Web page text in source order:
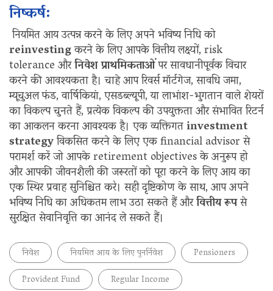
निष्कर्ष:
नियमित आय उत्पन्न करने के लिए अपने भविष्य निधि को
reinvestingकरने के लिए आपके वित्तीय लक्ष्यों, risk
tolerance औरनिवेश प्राथमिकताओंपर सावधानीपूर्वक विचार
करने की आवश्यकता है। चाहे आप रिवर्स मॉर्टगेज, सावधि जमा,
म्यूचुअल फंड, वार्षिकियां, एसडब्ल्यूपी, या लाभांश-भुगतान वाले शेयरों
का विकल्प चुनते हैं, प्रत्येक विकल्प की उपयुक्तता और संभावित रिटर्न
का आकलन करना आवश्यक है। एक व्यक्तिगतinvestment
strategyविकसित करने के लिए एक financial advisor से
परामर्श करें जो आपके retirement objectives के अनुरूप हो
और आपकी जीवनशैली की जरूरतों को पूरा करने के लिए आय का
एक स्थिर प्रवाह सुनिश्चित करे। सही दृष्टिकोण के साथ, आप अपने
भविष्य निधि का अधिकतम लाभ उठा सकते हैं औरवित्तीय रूपसे
सुरक्षित सेवानिवृत्ति का आनंद ले सकते हैं।
निवेश नियमित आय के लिए पुनर्निवेश
Pensioners
Provident Fund
Regular Income